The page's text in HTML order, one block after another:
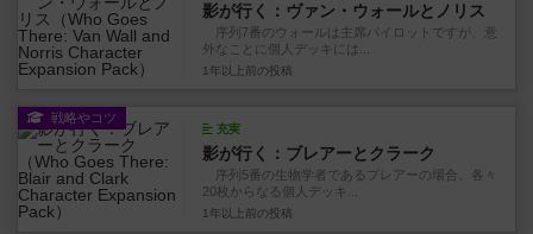
影が行く：ヴァン・ウォールとノリス
序列7番のウォールは主席パイロットですが、意
外なことに個人デッキには...
1年以上前 の投稿
戦略やコツ
充実
影が行く：ブレアーとクラーク
序列5番の生物学者であるブレアーの場合、各々
20枚からなる個人デッキ...
1年以上前 の投稿